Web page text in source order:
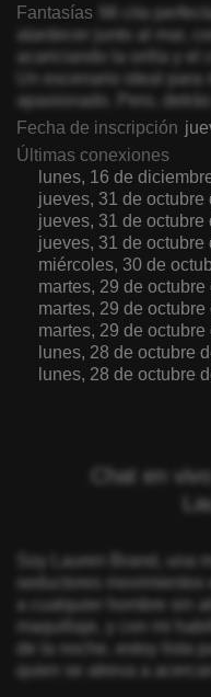
Fantasías
Mi cita
atardecer junto al mar,
acariciando la orilla y el
Un escenario ideal para
apasionado. Pero,
Fecha de inscripción
Últimas conexiones
lunes, 16 de
jueves, 31 de octubre
jueves, 31 de octubre
jueves, 31 de octubre
miércoles, 30 de
martes, 29 de
martes, 29 de
martes, 29 de
lunes, 28 de octubre
lunes, 28 de octubre
Chat en
Soy Lauren Brand, una
seductores
a cualquier hombre sin
maquillaje, y con mi
de la noche, estoy lista
quien se atreva a